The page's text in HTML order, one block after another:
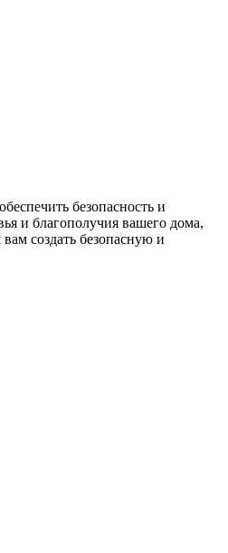
безопасность и
и благополучия вашего дома,
создать безопасную и